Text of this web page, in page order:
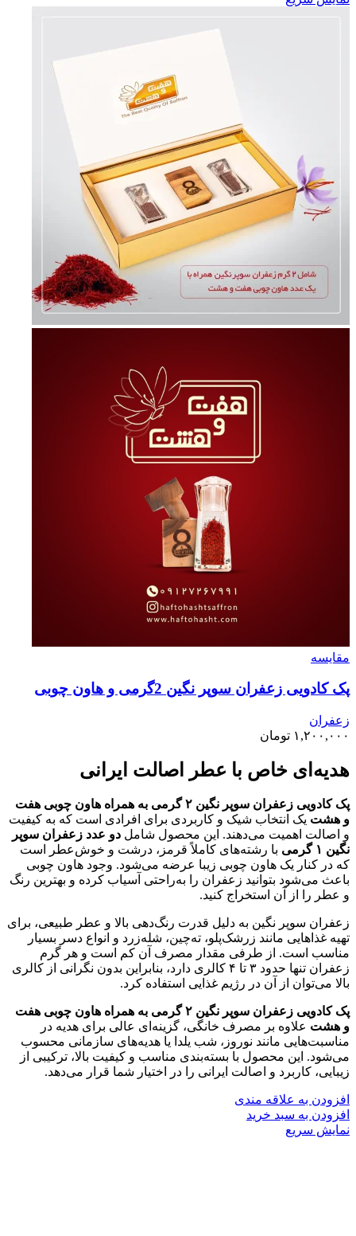
مقايسه
پک کادویی زعفران سوپر نگین 2گرمی و هاون چوبی
زعفران
۱,۲۰۰,۰۰۰ تومان
هدیه‌ای خاص با عطر اصالت ایرانی
پک کادویی زعفران سوپر نگین ۲ گرمی به همراه هاون چوبی هفت
و هشت یک انتخاب شیک و کاربردی برای افرادی است که به کیفیت
و اصالت اهمیت می‌دهند. این محصول شامل دو عدد زعفران سوپر
نگین ۱ گرمی
با رشته‌های کاملاً قرمز، درشت و خوش‌عطر است
که در کنار یک هاون چوبی زیبا عرضه می‌شود. وجود هاون چوبی
باعث می‌شود بتوانید زعفران را به‌راحتی آسیاب کرده و بهترین رنگ
و عطر را از آن استخراج کنید.
زعفران سوپر نگین به دلیل قدرت رنگ‌دهی بالا و عطر طبیعی، برای
تهیه غذاهایی مانند زرشک‌پلو، ته‌چین، شله‌زرد و انواع دسر بسیار
مناسب است. از طرفی مقدار مصرف آن کم است و هر گرم
زعفران تنها حدود ۳ تا ۴ کالری دارد، بنابراین بدون نگرانی از کالری
بالا می‌توان از آن در رژیم غذایی استفاده کرد.
پک کادویی زعفران سوپر نگین ۲ گرمی به همراه هاون چوبی هفت
و هشت علاوه بر مصرف خانگی، گزینه‌ای عالی برای هدیه در
مناسبت‌هایی مانند نوروز، شب یلدا یا هدیه‌های سازمانی محسوب
می‌شود. این محصول با بسته‌بندی مناسب و کیفیت بالا، ترکیبی از
زیبایی، کاربرد و اصالت ایرانی را در اختیار شما قرار می‌دهد.
افزودن به علاقه مندی
افزودن به سبد خرید
نمایش سریع